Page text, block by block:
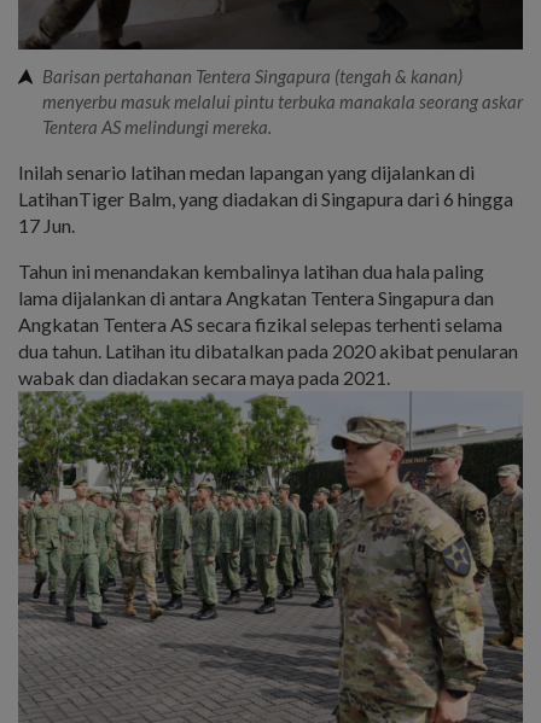
Barisan pertahanan Tentera Singapura (tengah & kanan)
menyerbu masuk melalui pintu terbuka manakala seorang askar
Tentera AS melindungi mereka.
Inilah senario latihan medan lapangan yang dijalankan di
LatihanTiger Balm, yang diadakan di Singapura dari 6 hingga
17 Jun.
Tahun ini menandakan kembalinya latihan dua hala paling
lama dijalankan di antara Angkatan Tentera Singapura dan
Angkatan Tentera AS secara fizikal selepas terhenti selama
dua tahun. Latihan itu dibatalkan pada 2020 akibat penularan
wabak dan diadakan secara maya pada 2021.